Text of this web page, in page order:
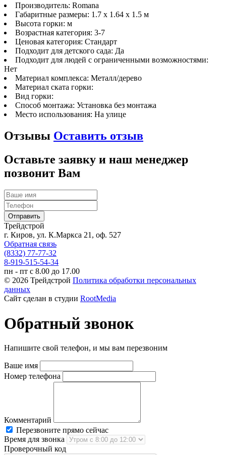
Производитель: Romana
Габаритные размеры: 1.7 x 1.64 х 1.5 м
Высота горки: м
Возрастная категория: 3-7
Ценовая категория: Стандарт
Подходит для детского сада: Да
Подходит для людей с ограниченными возможностями:
Нет
Материал комплекса: Металл/дерево
Материал ската горки:
Вид горки:
Способ монтажа: Установка без монтажа
Место использования: На улице
Отзывы Оставить отзыв
Оставьте заявку и наш менеджер
позвонит Вам
Трейдстрой
г. Киров, ул. К.Маркса 21, оф. 527
Обратная связь
(8332) 77-77-32
8-919-515-54-34
пн - пт с 8.00 до 17.00
© 2026 Трейдстрой Политика обработки персональных
данных
Сайт сделан в студии RootMedia
Обратный звонок
Напишите свой телефон, и мы вам перезвоним
Ваше имя
Номер телефона
Комментарий
Перезвоните прямо сейчас
Время для звонка
Проверочный код